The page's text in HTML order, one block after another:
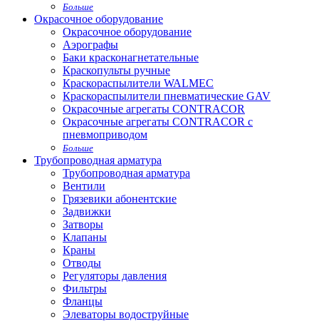
Больше
Окрасочное оборудование
Окрасочное оборудование
Аэрографы
Баки красконагнетательные
Краскопульты ручные
Краскораспылители WALMEC
Краскораспылители пневматические GAV
Окрасочные агрегаты CONTRACOR
Окрасочные агрегаты CONTRACOR с
пневмоприводом
Больше
Трубопроводная арматура
Трубопроводная арматура
Вентили
Грязевики абонентские
Задвижки
Затворы
Клапаны
Краны
Отводы
Регуляторы давления
Фильтры
Фланцы
Элеваторы водоструйные